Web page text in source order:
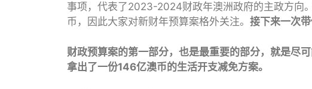
事项，代表了2023-2024财政年澳洲政府的主政方向
币，因此大家对新财年预算案格外关注。 接下来一次
财政预算案的第一部分，也是最重要的部分，就是尽
拿出了一份146亿澳币的生活开支减免方案。